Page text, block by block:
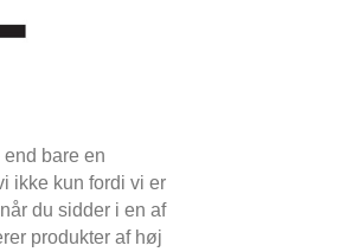
bare en
ikke kun fordi vi er
du sidder i en af
produkter af høj